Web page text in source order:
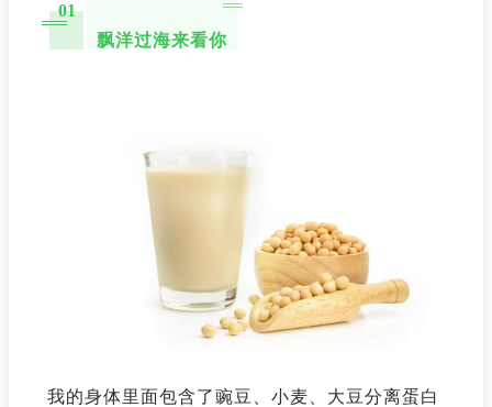
01
飘洋过海来看你
我的身体里面包含了豌豆、小麦、大豆分离蛋白